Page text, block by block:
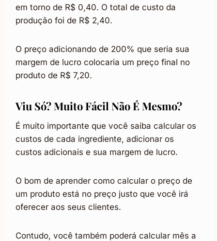
em torno de R$ 0,40. O total de custo da
produção foi de R$ 2,40.
O preço adicionando de 200% que seria sua
margem de lucro colocaria um preço final no
produto de R$ 7,20.
Viu Só? Muito Fácil Não É Mesmo?
É muito importante que você saiba calcular os
custos de cada ingrediente, adicionar os
custos adicionais e sua margem de lucro.
O bom de aprender como calcular o preço de
um produto está no preço justo que você irá
oferecer aos seus clientes.
Contudo, você também poderá calcular mês a